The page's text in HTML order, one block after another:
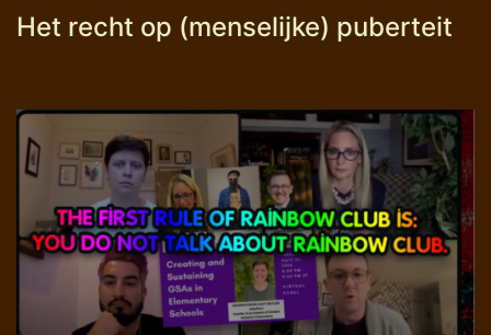
Het recht op (menselijke) puberteit